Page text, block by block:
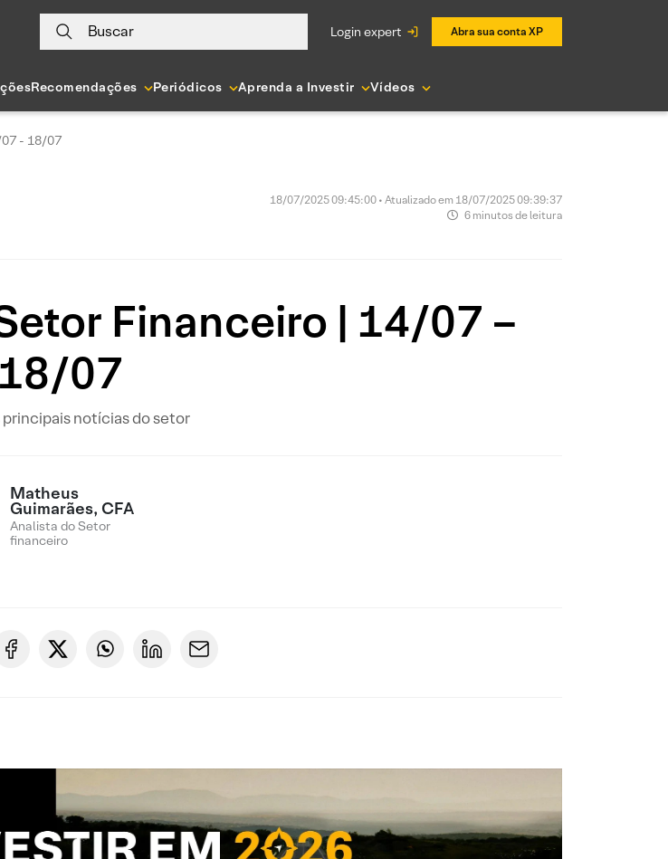
Buscar login expert Abra sua conta XP
Recomendações Periódicos Aprenda a Investir Vídeos
- 18/07
18/07/2025 09:45:00 • Atualizado em 18/07/2025 09:39:37
6 minutos de leitura
Financeiro | 14/07 –
18/07
principais notícias do setor
Matheus
Guimarães, CFA
Analista do Setor
financeiro